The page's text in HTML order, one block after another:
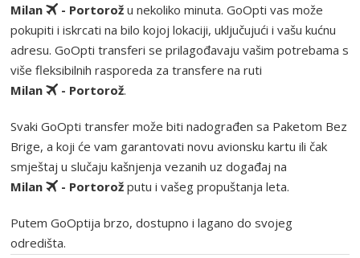
Milan
- Portorož u nekoliko minuta. GoOpti vas može
pokupiti i iskrcati na bilo kojoj lokaciji, uključujući i vašu kućnu
adresu. GoOpti transferi se prilagođavaju vašim potrebama s
više fleksibilnih rasporeda za transfere na ruti
Milan
- Portorož.
Svaki GoOpti transfer može biti nadograđen sa Paketom Bez
Brige, a koji će vam garantovati novu avionsku kartu ili čak
smještaj u slučaju kašnjenja vezanih uz događaj na
Milan
- Portorož putu i vašeg propuštanja leta.
Putem GoOptija brzo, dostupno i lagano do svojeg
odredišta.